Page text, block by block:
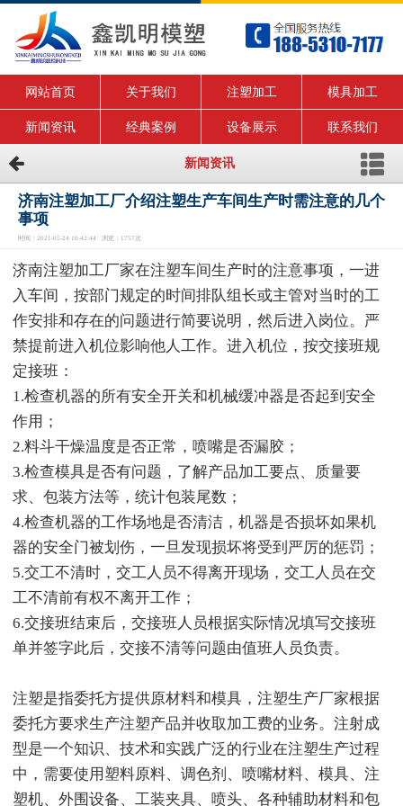
网站首页 关于我们 注塑加工 模具加工
新闻资讯 经典案例 设备展示 联系我们
新闻资讯
济南注塑加工厂介绍注塑生产车间生产时需注意的几个
事项
时间：2021-05-24 10:42:44 浏览：1757次
济南注塑加工厂家在注塑车间生产时的注意事项，一进
入车间，按部门规定的时间排队组长或主管对当时的工
作安排和存在的问题进行简要说明，然后进入岗位。严
禁提前进入机位影响他人工作。进入机位，按交接班规
定接班：
1.检查机器的所有安全开关和机械缓冲器是否起到安全
作用；
2.料斗干燥温度是否正常，喷嘴是否漏胶；
3.检查模具是否有问题，了解产品加工要点、质量要
求、包装方法等，统计包装尾数；
4.检查机器的工作场地是否清洁，机器是否损坏如果机
器的安全门被划伤，一旦发现损坏将受到严厉的惩罚；
5.交工不清时，交工人员不得离开现场，交工人员在交
工不清前有权不离开工作；
6.交接班结束后，交接班人员根据实际情况填写交接班
单并签字此后，交接不清等问题由值班人员负责。
注塑是指委托方提供原材料和模具，注塑生产厂家根据
委托方要求生产注塑产品并收取加工费的业务。注射成
型是一个知识、技术和实践广泛的行业在注塑生产过程
中，需要使用塑料原料、调色剂、喷嘴材料、模具、注
塑机、外围设备、工装夹具、喷头、各种辅助材料和包